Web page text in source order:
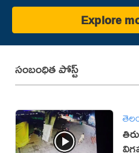
Explore
సంబంధిత పోస్ట్